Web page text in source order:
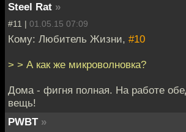
Steel Rat »
#11 | 01.05.15 07:09
Кому: Любитель Жизни, #10
> > А как же микроволновка?
Дома - фигня полная. На работе
вещь!
PWBT »